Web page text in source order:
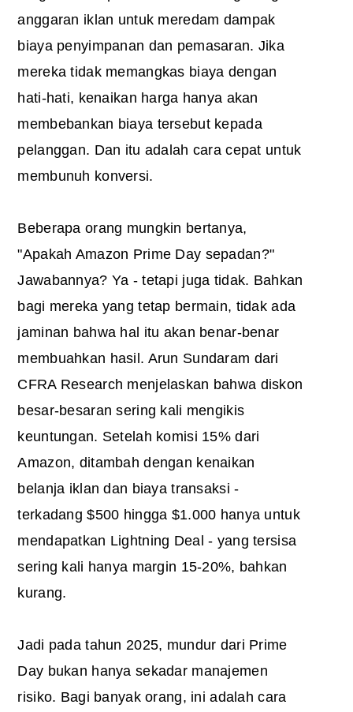
anggaran iklan untuk meredam dampak
biaya penyimpanan dan pemasaran. Jika
mereka tidak memangkas biaya dengan
hati-hati, kenaikan harga hanya akan
membebankan biaya tersebut kepada
pelanggan. Dan itu adalah cara cepat untuk
membunuh konversi.
Beberapa orang mungkin bertanya,
"Apakah Amazon Prime Day sepadan?"
Jawabannya? Ya - tetapi juga tidak. Bahkan
bagi mereka yang tetap bermain, tidak ada
jaminan bahwa hal itu akan benar-benar
membuahkan hasil. Arun Sundaram dari
CFRA Research menjelaskan bahwa diskon
besar-besaran sering kali mengikis
keuntungan. Setelah komisi 15% dari
Amazon, ditambah dengan kenaikan
belanja iklan dan biaya transaksi -
terkadang $500 hingga $1.000 hanya untuk
mendapatkan Lightning Deal - yang tersisa
sering kali hanya margin 15-20%, bahkan
kurang.
Jadi pada tahun 2025, mundur dari Prime
Day bukan hanya sekadar manajemen
risiko. Bagi banyak orang, ini adalah cara